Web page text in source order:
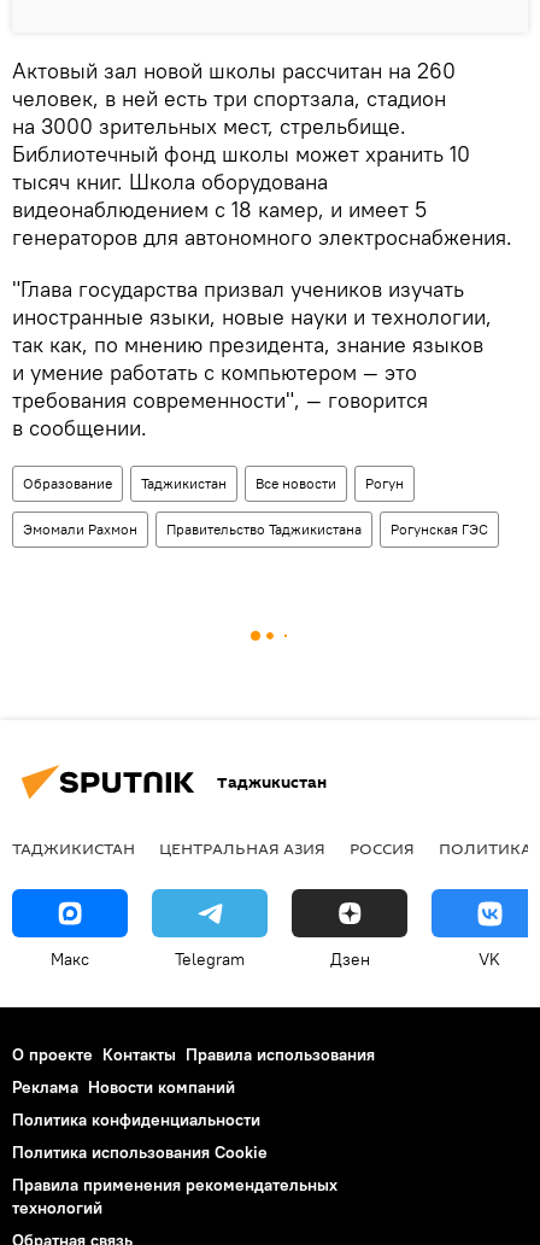
Актовый зал новой школы рассчитан на 260
человек, в ней есть три спортзала, стадион
на 3000 зрительных мест, стрельбище.
Библиотечный фонд школы может хранить 10
тысяч книг. Школа оборудована
видеонаблюдением с 18 камер, и имеет 5
генераторов для автономного электроснабжения.
"Глава государства призвал учеников изучать
иностранные языки, новые науки и технологии,
так как, по мнению президента, знание языков
и умение работать с компьютером — это
требования современности", — говорится
в сообщении.
Образование Таджикистан Все новости Рогун
Эмомали Рахмон Правительство Таджикистана Рогунская ГЭС
Таджикистан
ТАДЖИКИСТАН ЦЕНТРАЛЬНАЯ АЗИЯ РОССИЯ ПОЛИТИКА
Макс Telegram Дзен VK
О проекте Контакты Правила использования
Реклама Новости компаний
Политика конфиденциальности
Политика использования Cookie
Правила применения рекомендательных
технологий
Обратная связь